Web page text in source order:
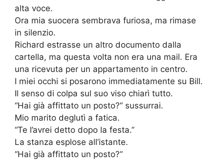
alta voce.
Ora mia suocera sembrava furiosa, ma rimase
in silenzio.
Richard estrasse un altro documento dalla
cartella, ma questa volta non era una mail. Era
una ricevuta per un appartamento in centro.
I miei occhi si posarono immediatamente su Bill.
Il senso di colpa sul suo viso chiarì tutto.
“Hai già affittato un posto?” sussurrai.
Mio marito deglutì a fatica.
“Te l’avrei detto dopo la festa.”
La stanza esplose all’istante.
“Hai già affittato un posto?”